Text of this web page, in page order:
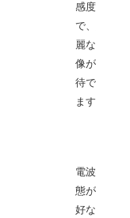
感度
で、綺
麗な映
像が期
待でき
ます。
電波状
態が良
好な場